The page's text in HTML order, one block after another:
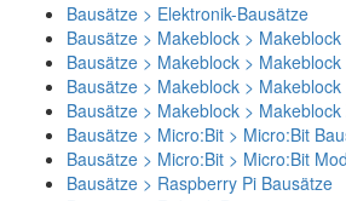
Bausätze > Elektronik-Bausätze
Bausätze > Makeblock >
Bausätze > Makeblock >
Bausätze > Makeblock >
Bausätze > Makeblock >
Bausätze > Micro:Bit > Micro:Bit
Bausätze > Micro:Bit > Micro:Bit
Bausätze > Raspberry Pi Bausätze